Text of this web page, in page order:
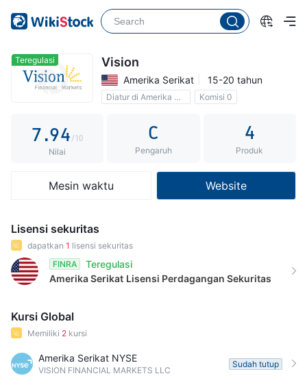
Teregulasi Vision
Amerika Serikat 15-20 tahun
Diatur di Amerika Serikat Komisi 0
2
4
5
7.
4
6
7
9
1
2
4
5
6
8
9
/10
Nilai
C
Pengaruh
4
Produk
Mesin waktu Website
Lisensi sekuritas
dapatkan 1 lisensi sekuritas
FINRA
Teregulasi
Amerika Serikat Lisensi Perdagangan Sekuritas
Kursi Global
Memiliki 2 kursi
Amerika Serikat NYSE
VISION FINANCIAL MARKETS LLC
Sudah tutup